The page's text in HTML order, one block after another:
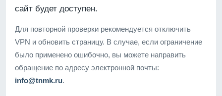
сайт будет доступен.
Для повторной проверки рекомендуется отключить
VPN и обновить страницу. В случае, если ограничение
было применено ошибочно, вы можете направить
обращение по адресу электронной почты:
info@tnmk.ru.